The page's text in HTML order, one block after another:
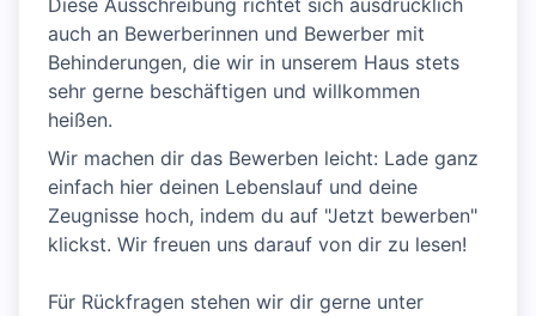
Diese Ausschreibung richtet sich ausdrücklich
auch an Bewerberinnen und Bewerber mit
Behinderungen, die wir ​in unserem Haus stets
sehr gerne beschäftigen und willkommen
heißen.
Wir machen dir das Bewerben leicht: Lade ganz
einfach hier deinen Lebenslauf und deine
Zeugnisse hoch, indem du auf "Jetzt bewerben"
klickst. Wir freuen uns darauf von dir zu lesen!
Für Rückfragen stehen wir dir gerne unter